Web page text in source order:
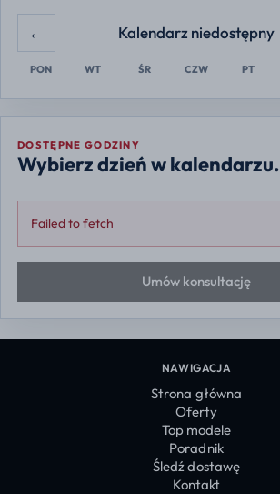
← Kalendarz niedostępny
PON WT ŚR CZW PT
DOSTĘPNE GODZINY
Wybierz dzień w kalendarzu.
Failed to fetch
Umów konsultację
NAWIGACJA
Strona główna
Oferty
Top modele
Poradnik
Śledź dostawę
Kontakt